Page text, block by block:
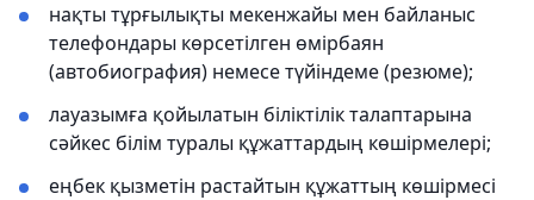
нақты тұрғылықты мекенжайы мен байланыс
телефондары көрсетілген өмірбаян
(автобиография) немесе түйіндеме (резюме);
лауазымға қойылатын біліктілік талаптарына
сәйкес білім туралы құжаттардың көшірмелері;
еңбек қызметін растайтын құжаттың көшірмесі